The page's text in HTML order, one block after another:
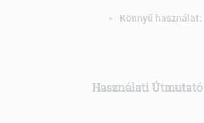
Könnyű használat:
Használati Útmutató